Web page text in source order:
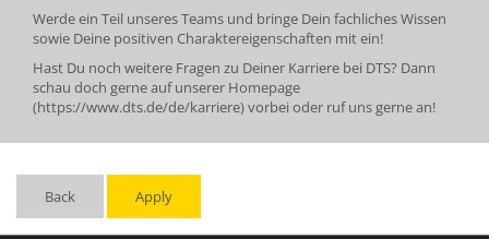
Werde ein Teil unseres Teams und bringe Dein fachliches Wissen
sowie Deine positiven Charaktereigenschaften mit ein!
Hast Du noch weitere Fragen zu Deiner Karriere bei DTS? Dann
schau doch gerne auf unserer Homepage
(https://www.dts.de/de/karriere) vorbei oder ruf uns gerne an!
Back Apply